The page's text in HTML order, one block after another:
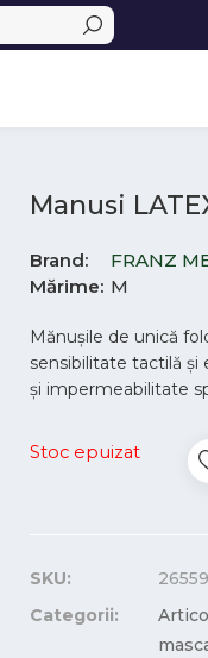
Manusi
Brand
FRANZ
Mărime M
Mănușile de unică
sensibilitate tactilă
și impermeabilitate
Stoc epuizat
SKU:
26559
Categorii: